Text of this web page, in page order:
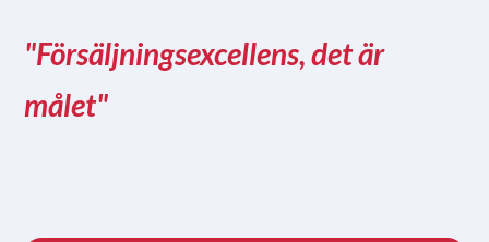
"Försäljningsexcellens, det är
målet"